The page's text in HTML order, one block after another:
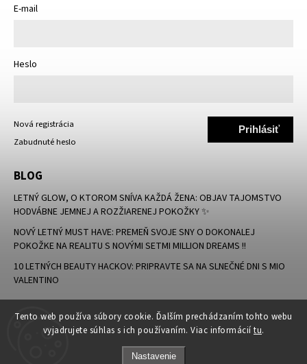
Tento web používa súbory cookie. Ďalším prechádzaním tohto webu
vyjadrujete súhlas s ich používaním. Viac informácií tu.
Nastavenie
E-mail
Heslo
Prihlásiť
Nová registrácia
Zabudnuté heslo
BLOG
LETNÝ GLOW, O KTOROM SNÍVA KAŽDÁ ŽENA: OBJAV TAJOMSTVO
HODVÁBNE JEMNEJ A ROZŽIARENEJ POKOŽKY ✨
NOVÝ LETNÝ MUST HAVE: PREMEŇ SVOJE SNY O DOKONALEJ
POKOŽKE NA REALITU S NOVÝMI SETMI MILLION DREAMS !!
10 LETNÝCH BEAUTY HACKOV: PRIPRAVTE SA NA SLNEČNÉ DNI S MIO
VALENTINO